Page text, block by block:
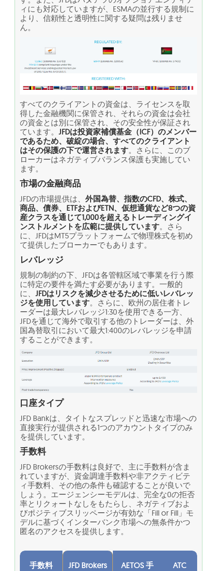
ィにも対応していますが、ESMAの並行する規制に
より、信頼性と透明性に関する疑問は残りませ
ん。
すべてのクライアントの資金は、ライセンスを取
得した金融機関に保管され、それらの資金は会社
の資金とは別に保管され、その安全性が保証され
ています。 JFDは投資家補償基金（ICF）のメンバー
であるため、破綻の場合、すべてのクライアント
はその保護の下で運営されます。さらに、このブ
ローカーはネガティブバランス保護も実施してい
ます。
市場の金融商品
JFDの市場提供は、 外国為替、指数のCFD、株式、
商品、債券、ETFおよびETN、仮想通貨など8つの資
産クラスを通じて1,000を超えるトレーディングイ
ンストルメントを広範に提供しています。さら
に、JFDはMT5プラットフォームで物理株式を初め
て提供したブローカーでもあります。
レバレッジ
規制の制約の下、JFDは各管轄区域で事業を行う際
に特定の要件を満たす必要があります。一般的
に、 JFDはリスクを減少させるために低いレバレッ
ジを使用しています。さらに、欧州の居住者トレ
ーダーは最大レバレッジ1:30を使用できる一方、
JFDを通じて海外で取引する他のトレーダーは、外
国為替取引において最大1:400のレバレッジを申請
することができます。
口座タイプ
JFD Bankは、タイトなスプレッドと迅速な市場への
直接実行が提供される1つのアカウントタイプのみ
を提供しています。
手数料
JFD Brokersの手数料は良好で、主に手数料が含ま
れていますが、資金調達手数料や非アクティビテ
ィ手数料、その他の条件も確認することが良いで
しょう。エージェンシーモデルは、完全な0の拒否
率とリクォートなしをもたらし、ネガティブおよ
びポジティブスリッページが有効な「Fill or Fill」モ
デルに基づくインターバンク市場への無条件かつ
匿名のアクセスを提供します。
手数料
JFD Brokers
AETOS 手
ATC